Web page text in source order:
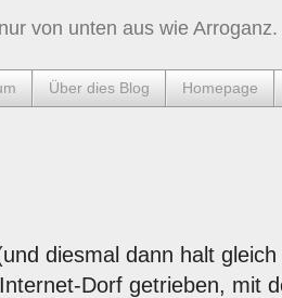
von unten aus wie Arroganz.
Über dies Blog Homepage
diesmal dann halt
Dorf getrieben, mit